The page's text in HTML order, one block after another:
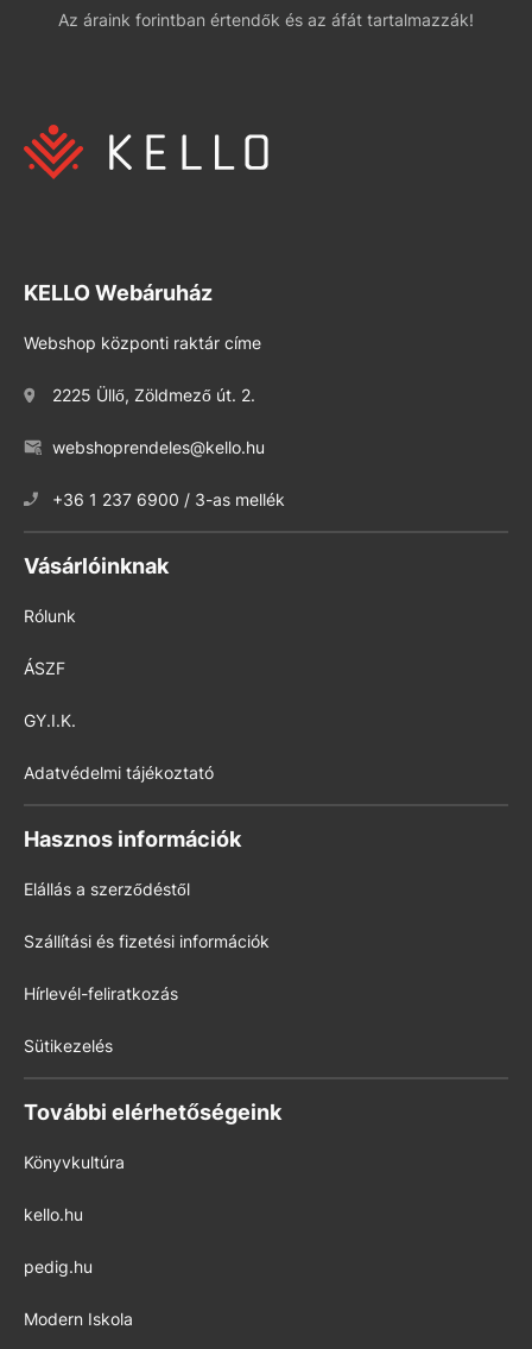
Az áraink forintban értendők és az áfát tartalmazzák!
KELLO Webáruház
Webshop központi raktár címe
2225 Üllő, Zöldmező út. 2.
webshoprendeles@kello.hu
+36 1 237 6900 / 3-as mellék
Vásárlóinknak
Rólunk
ÁSZF
GY.I.K.
Adatvédelmi tájékoztató
Hasznos információk
Elállás a szerződéstől
Szállítási és fizetési információk
Hírlevél-feliratkozás
Sütikezelés
További elérhetőségeink
Könyvkultúra
kello.hu
pedig.hu
Modern Iskola